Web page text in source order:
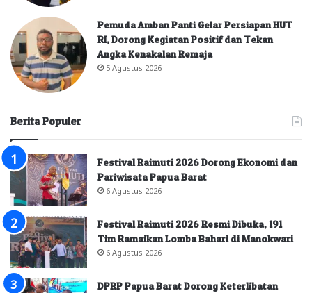
Pemuda Amban Panti Gelar Persiapan HUT
RI, Dorong Kegiatan Positif dan Tekan
Angka Kenakalan Remaja
5 Agustus 2026
Berita Populer
Festival Raimuti 2026 Dorong Ekonomi dan
Pariwisata Papua Barat
6 Agustus 2026
Festival Raimuti 2026 Resmi Dibuka, 191
Tim Ramaikan Lomba Bahari di Manokwari
6 Agustus 2026
DPRP Papua Barat Dorong Keterlibatan